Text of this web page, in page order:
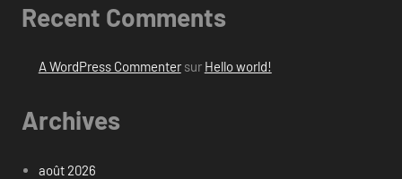
Recent Comments
A WordPress Commentersur Hello world!
Archives
août 2026